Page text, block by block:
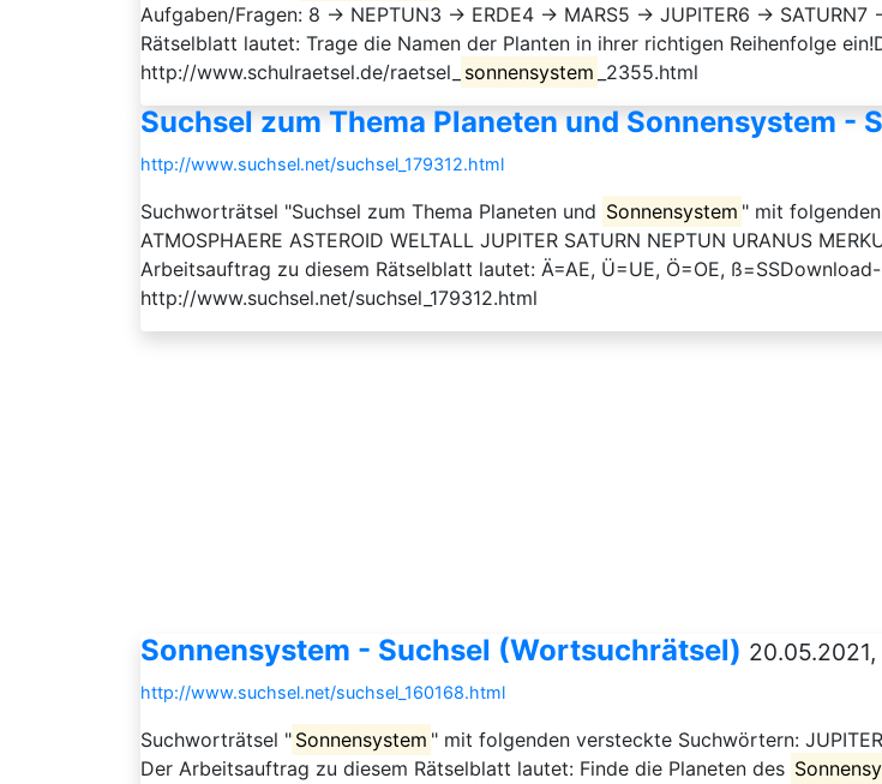
Aufgaben/Fragen: 8 → NEPTUN3 → ERDE4 → MARS5 → JUPITER6 →
Rätselblatt lautet: Trage die Namen der Planten in ihrer richtigen Reihenfolge
http://www.schulraetsel.de/raetsel_
sonnensystem _2355.html
Suchsel zum Thema Planeten und Sonnensystem -
http://www.suchsel.net/suchsel_179312.html
Suchworträtsel "Suchsel zum Thema Planeten und Sonnensystem " mit
ATMOSPHAERE ASTEROID WELTALL JUPITER SATURN NEPTUN URANUS
Arbeitsauftrag zu diesem Rätselblatt lautet: Ä=AE, Ü=UE, Ö=OE,
http://www.suchsel.net/suchsel_179312.html
Sonnensystem - Suchsel (Wortsuchrätsel)
http://www.suchsel.net/suchsel_160168.html
Suchworträtsel " Sonnensystem " mit folgenden versteckte Suchwörtern: JUPITER
Der Arbeitsauftrag zu diesem Rätselblatt lautet: Finde die Planeten des